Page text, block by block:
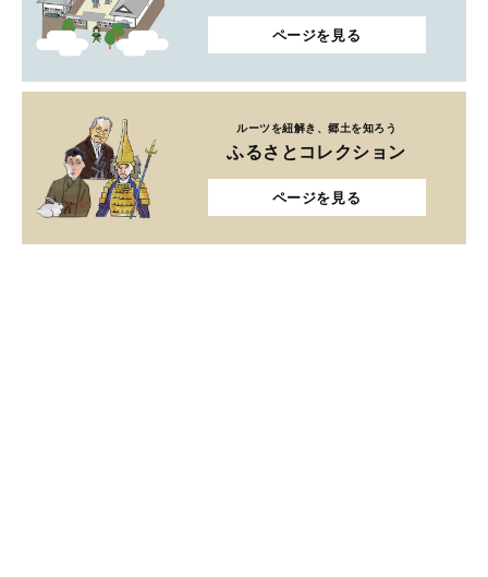
ページを見る
ルーツを紐解き、郷土を知ろう
ふるさとコレクション
ページを見る